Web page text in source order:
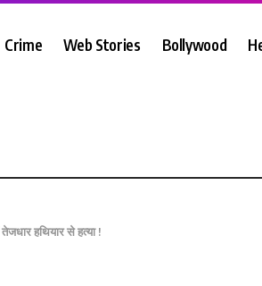
Crime Web Stories Bollywood
हथियार से हत्या !